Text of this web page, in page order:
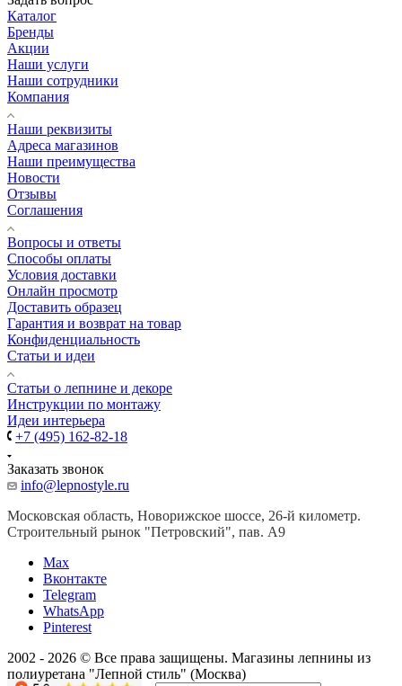
Каталог
Бренды
Акции
Наши услуги
Наши сотрудники
Компания
Наши реквизиты
Адреса магазинов
Наши преимущества
Новости
Отзывы
Соглашения
Вопросы и ответы
Способы оплаты
Условия доставки
Онлайн просмотр
Доставить образец
Гарантия и возврат на товар
Конфиденциальность
Статьи и идеи
Cтатьи о лепнине и декоре
Инструкции по монтажу
Идеи интерьера
+7 (495) 162-82-18
Заказать звонок
info@lepnostyle.ru
Московская область, Новорижское шоссе, 26-й километр.
Строительный рынок "Петровский", пав. А9
Мах
Вконтакте
Telegram
WhatsApp
Pinterest
2002 - 2026 © Все права защищены. Магазины лепнины из
полиуретана "Лепной стиль" (Москва)